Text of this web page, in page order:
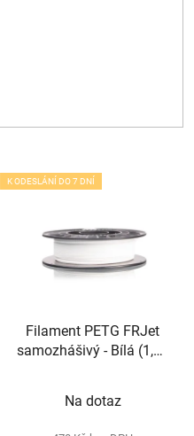
K ODESLÁNÍ DO 7 DNÍ
Filament PETG FRJet
samozhášivý - Bílá (1,75
Na dotaz